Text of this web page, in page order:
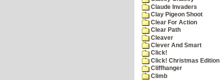
Claude Invaders
Clay Pigeon Shoot
Clear For Action
Clear Path
Cleaver
Clever And Smart
Click!
Click! Christmas Edition
Cliffhanger
Climb